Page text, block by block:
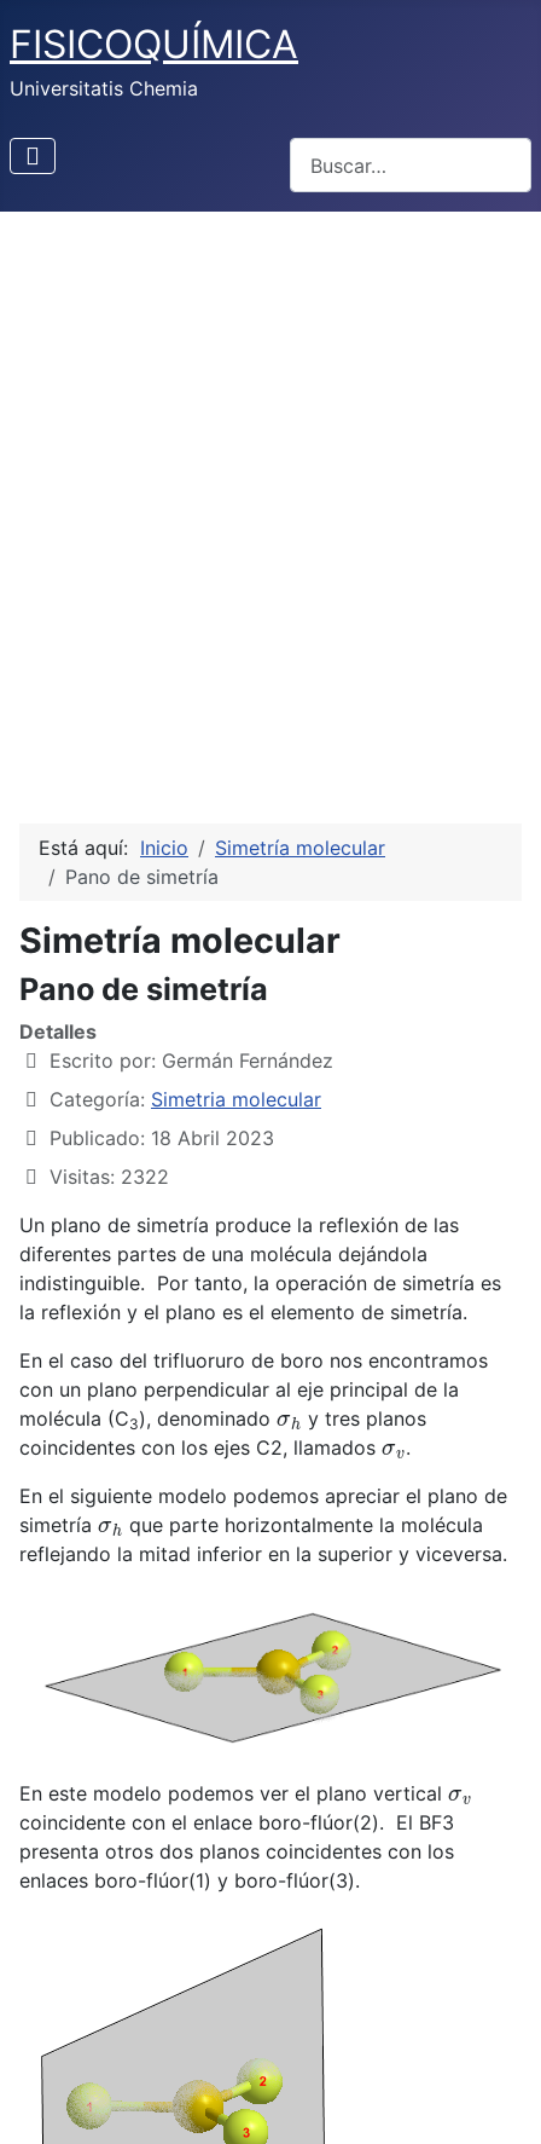
FISICOQUÍMICA
Universitatis Chemia
Está aquí: Inicio
Simetría molecular
Pano de simetría
Simetría molecular
Pano de simetría
Detalles
Escrito por: Germán Fernández
Categoría: Simetria molecular
Publicado: 18 Abril 2023
Visitas: 2322
Un plano de simetría produce la reflexión de las
diferentes partes de una molécula dejándola
indistinguible. Por tanto, la operación de simetría es
la reflexión y el plano es el elemento de simetría.
En el caso del trifluoruro de boro nos encontramos
con un plano perpendicular al eje principal de la
molécula (C3), denominado σ hy tres planos
coincidentes con los ejes C2, llamados σv.
En el siguiente modelo podemos apreciar el plano de
simetría σhque parte horizontalmente la molécula
reflejando la mitad inferior en la superior y viceversa.
En este modelo podemos ver el plano vertical
coincidente con el enlace boro-flúor(2). El BF3
presenta otros dos planos coincidentes con los
enlaces boro-flúor(1) y boro-flúor(3).